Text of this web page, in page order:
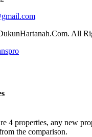
All
4 properties, any new
the comparison.